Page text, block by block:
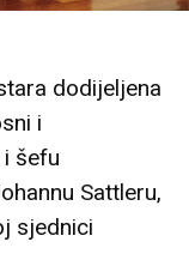
dodijeljena
i
šefu
Sattleru,
sjednici